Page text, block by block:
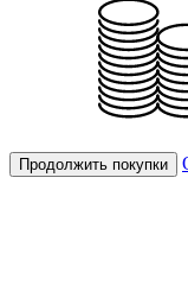
Продолжить покупки